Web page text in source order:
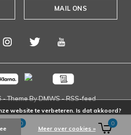
MAIL ONS
- Theme ByDMWS-RSS-feed
0 0
website te verbeteren. Is dat akkoord?
Meer over cookies »